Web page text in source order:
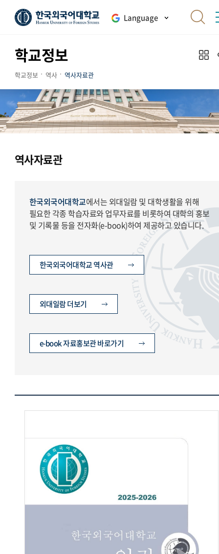
Language
학교정보
학교정보 역사 역사자료관
역사자료관
한국외국어대학교에서는 외대일람 및 대학생활을 위해
필요한 각종 학습자료와 업무자료를 비롯하여 대학의 홍보
및 기록물 등을 전자화(e-book)하여 제공하고 있습니다.
한국외국어대학교 역사관
외대일람 더보기
e-book 자료홍보관 바로가기